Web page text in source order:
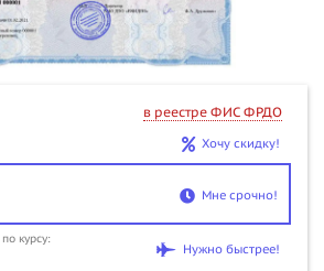
в реестре ФИС ФРДО
Хочу скидку!
Мне срочно!
курсу:
Нужно быстрее!